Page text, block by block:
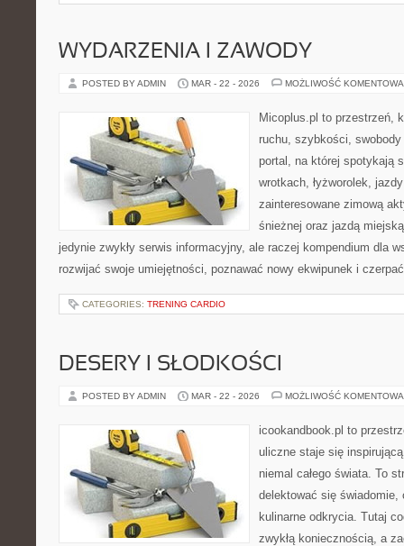
WYDARZENIA I ZAWODY
POSTED BY ADMIN MAR - 22 - 2026 MOŻLIWOŚĆ
Micoplus.pl to przestrzeń,
ruchu, szybkości,
portal, na której spotykają
wrotkach, łyżworolek,
zainteresowane zimową
śnieżnej oraz jazdą
jedynie zwykły serwis informacyjny, ale raczej kompendium dla
rozwijać swoje umiejętności, poznawać nowy ekwipunek i
CATEGORIES: TRENING CARDIO
DESERY I SŁODKOŚCI
POSTED BY ADMIN MAR - 22 - 2026 MOŻLIWOŚĆ
icookandbook.pl to
uliczne staje się
niemal całego świata. To
delektować się
kulinarne odkrycia. Tutaj
zwykłą koniecznością, a